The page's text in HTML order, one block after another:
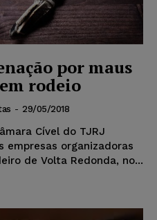
por maus
rodeio
- 29/05/2018
Cível do TJRJ
empresas organizadoras
de Volta Redonda, no...